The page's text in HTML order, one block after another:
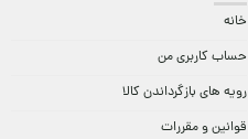
خانه
حساب کاربری من
رویه های بازگرداندن کالا
قوانین و مقررات